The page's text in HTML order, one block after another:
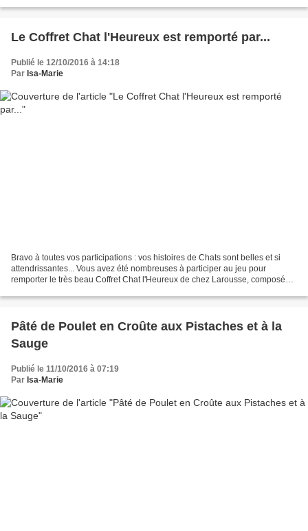
Le Coffret Chat l'Heureux est remporté par...
Publié le 12/10/2016 à 14:18
Par Isa-Marie
Bravo à toutes vos participations : vos histoires de Chats sont belles et si
attendrissantes... Vous avez été nombreuses à participer au jeu pour
remporter le très beau Coffret Chat l'Heureux de chez Larousse, composé
Pâté de Poulet en Croûte aux Pistaches et à la
Sauge
Publié le 11/10/2016 à 07:19
Par Isa-Marie